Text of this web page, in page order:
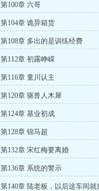
第100章 六哥
第104章 诡异箱货
第108章 多出的是训练经费
第112章 初露峥嵘
第116章 童川认主
第120章 驱兽人木犀
第124章 基业初成
第128章 锦马超
第132章 宋红梅要离婚
第136章 系统的警示
第140章 陆老板，以后这车间就